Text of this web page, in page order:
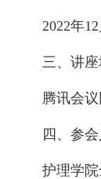
2022年
三、讲座
腾讯会
四、参
护理学